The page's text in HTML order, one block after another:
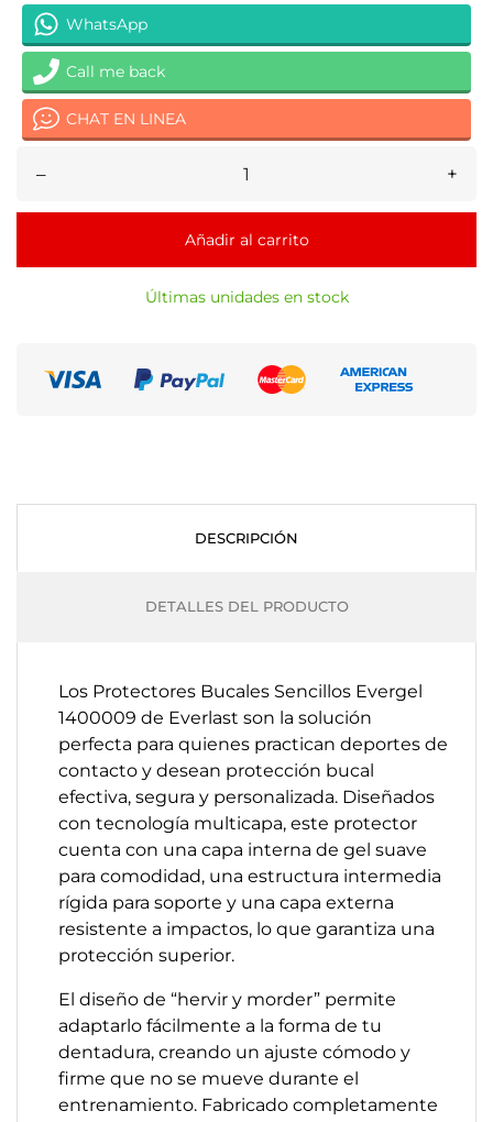
WhatsApp
Call me back
CHAT EN LINEA
– +
Añadir al carrito
Últimas unidades en stock
DESCRIPCIÓN
DETALLES DEL PRODUCTO
Los Protectores Bucales Sencillos Evergel
1400009 de Everlast son la solución
perfecta para quienes practican deportes de
contacto y desean protección bucal
efectiva, segura y personalizada. Diseñados
con tecnología multicapa, este protector
cuenta con una capa interna de gel suave
para comodidad, una estructura intermedia
rígida para soporte y una capa externa
resistente a impactos, lo que garantiza una
protección superior.
El diseño de “hervir y morder” permite
adaptarlo fácilmente a la forma de tu
dentadura, creando un ajuste cómodo y
firme que no se mueve durante el
entrenamiento. Fabricado completamente